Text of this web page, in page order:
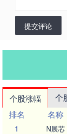
提交评论
个股涨幅 个
排名
名称
1
N展芯